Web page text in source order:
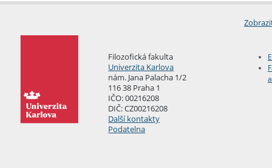
Filozofická fakulta
Univerzita Karlova
nám. Jana Palacha 1/2
116 38 Praha 1
IČO: 00216208
DIČ: CZ00216208
Další kontakty
Podatelna